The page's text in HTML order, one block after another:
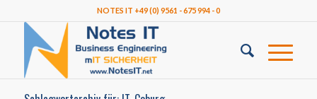
NOTES IT +49 (0) 9561 - 675 994 - 0